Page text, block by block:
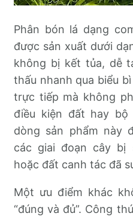
Phân bón lá dạng
được sản xuất dưới
không bị kết tủa, dễ
thấu nhanh qua biểu
trực tiếp mà không
điều kiện đất hay
dòng sản phẩm này
các giai đoạn cây
hoặc đất canh tác đã
Một ưu điểm khác
“đúng và đủ”. Công